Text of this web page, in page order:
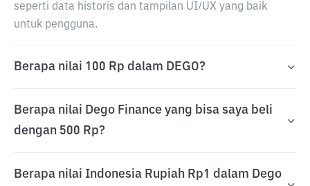
seperti data historis dan tampilan UI/UX yang baik
untuk pengguna.
Berapa nilai 100 Rp dalam DEGO?
Berapa nilai Dego Finance yang bisa saya beli
dengan 500 Rp?
Berapa nilai Indonesia Rupiah Rp1 dalam Dego